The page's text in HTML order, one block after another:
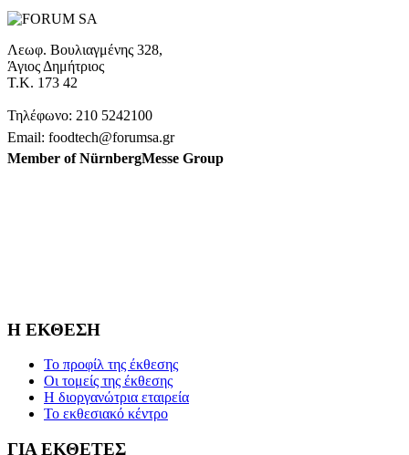
Λεωφ. Βουλιαγμένης 328,
Άγιος Δημήτριος
Τ.Κ. 173 42
Τηλέφωνο: 210 5242100
Email: foodtech@forumsa.gr
Member of NürnbergMesse Group
Η ΕΚΘΕΣΗ
Το προφίλ της έκθεσης
Οι τομείς της έκθεσης
Η διοργανώτρια εταιρεία
Το εκθεσιακό κέντρο
ΓΙΑ ΕΚΘΕΤΕΣ